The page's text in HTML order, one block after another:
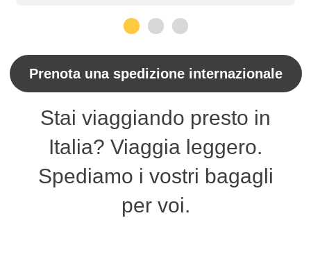
Prenota una spedizione internazionale
Stai viaggiando presto in
Italia? Viaggia leggero.
Spediamo i vostri bagagli
per voi.